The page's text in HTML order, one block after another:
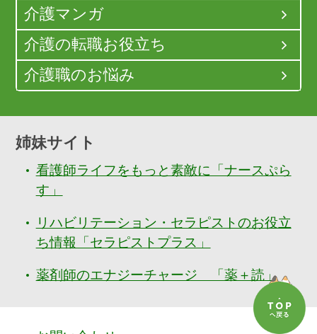
介護マンガ
介護の転職お役立ち
介護職のお悩み
姉妹サイト
看護師ライフをもっと素敵に「ナースぷら
す」
リハビリテーション・セラピストのお役立
ち情報「セラピストプラス」
薬剤師のエナジーチャージ 「薬＋読」